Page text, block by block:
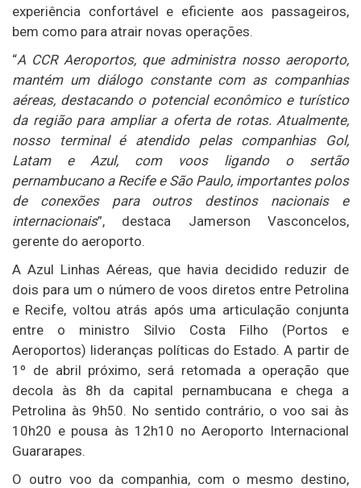
experiência confortável e eficiente aos passageiros,
bem como para atrair novas operações.
“A CCR Aeroportos, que administra nosso aeroporto,
mantém um diálogo constante com as companhias
aéreas, destacando o potencial econômico e turístico
da região para ampliar a oferta de rotas. Atualmente,
nosso terminal é atendido pelas companhias Gol,
Latam e Azul, com voos ligando o sertão
pernambucano a Recife e São Paulo, importantes polos
de conexões para outros destinos nacionais e
internacionais”, destaca Jamerson Vasconcelos,
gerente do aeroporto.
A Azul Linhas Aéreas, que havia decidido reduzir de
dois para um o número de voos diretos entre Petrolina
e Recife, voltou atrás após uma articulação conjunta
entre o ministro Silvio Costa Filho (Portos e
Aeroportos) lideranças políticas do Estado. A partir de
1º de abril próximo, será retomada a operação que
decola às 8h da capital pernambucana e chega a
Petrolina às 9h50. No sentido contrário, o voo sai às
10h20 e pousa às 12h10 no Aeroporto Internacional
Guararapes.
O outro voo da companhia, com o mesmo destino,